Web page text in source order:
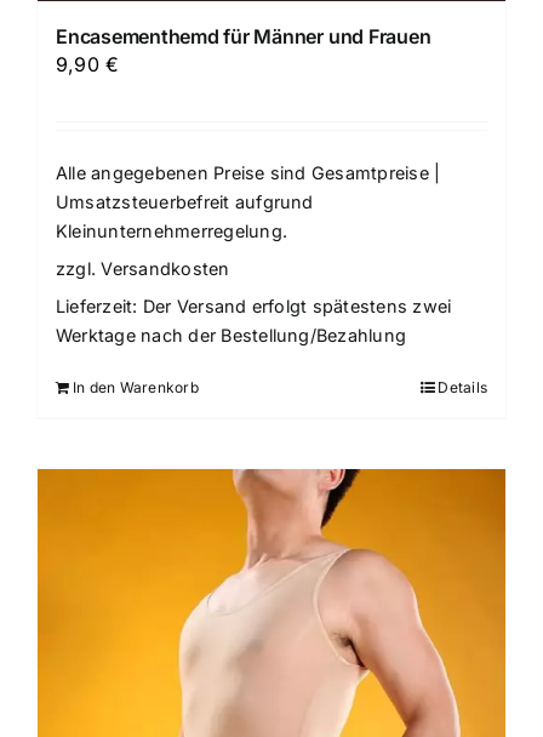
Encasementhemd für Männer und Frauen
9,90€
Alle angegebenen Preise sind Gesamtpreise |
Umsatzsteuerbefreit aufgrund
Kleinunternehmerregelung.
zzgl.Versandkosten
Lieferzeit: Der Versand erfolgt spätestens zwei
Werktage nach der Bestellung/Bezahlung
In den Warenkorb Details